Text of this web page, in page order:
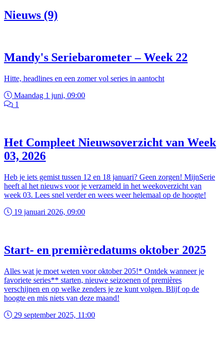
Nieuws (9)
Mandy's Seriebarometer – Week 22
Hitte, headlines en een zomer vol series in aantocht
Maandag 1 juni, 09:00
1
Het Compleet Nieuwsoverzicht van Week
03, 2026
Heb je iets gemist tussen 12 en 18 januari? Geen zorgen! MijnSerie
heeft al het nieuws voor je verzameld in het weekoverzicht van
week 03. Lees snel verder en wees weer helemaal op de hoogte!
19 januari 2026, 09:00
Start- en premièredatums oktober 2025
Alles wat je moet weten voor oktober 205!* Ontdek wanneer je
favoriete series** starten, nieuwe seizoenen of premières
verschijnen en op welke zenders je ze kunt volgen. Blijf op de
hoogte en mis niets van deze maand!
29 september 2025, 11:00